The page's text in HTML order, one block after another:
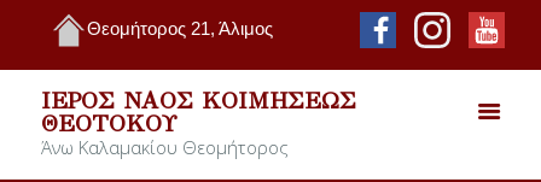
Θεομήτορος 21, Άλιμος
ΙΕΡΌΣ ΝΑΌΣ ΚΟΙΜΉΣΕΩΣ
ΘΕΟΤΌΚΟΥ
Άνω Καλαμακίου Θεομήτορος